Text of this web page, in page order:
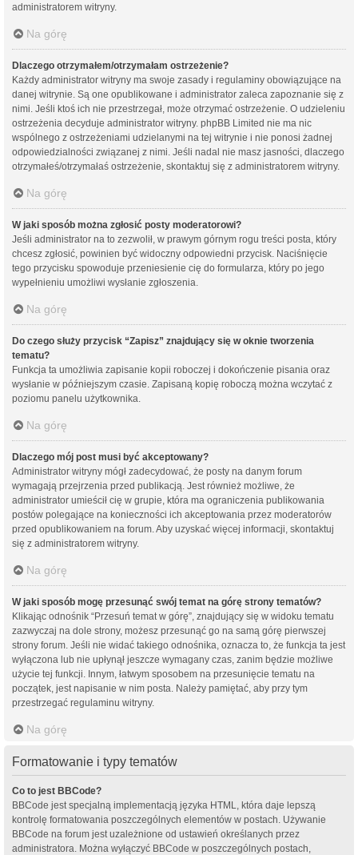
administratorem witryny.
Na górę
Dlaczego otrzymałem/otrzymałam ostrzeżenie?
Każdy administrator witryny ma swoje zasady i regulaminy obowiązujące na
danej witrynie. Są one opublikowane i administrator zaleca zapoznanie się z
nimi. Jeśli ktoś ich nie przestrzegał, może otrzymać ostrzeżenie. O udzieleniu
ostrzeżenia decyduje administrator witryny. phpBB Limited nie ma nic
wspólnego z ostrzeżeniami udzielanymi na tej witrynie i nie ponosi żadnej
odpowiedzialności związanej z nimi. Jeśli nadal nie masz jasności, dlaczego
otrzymałeś/otrzymałaś ostrzeżenie, skontaktuj się z administratorem witryny.
Na górę
W jaki sposób można zgłosić posty moderatorowi?
Jeśli administrator na to zezwolił, w prawym górnym rogu treści posta, który
chcesz zgłosić, powinien być widoczny odpowiedni przycisk. Naciśnięcie
tego przycisku spowoduje przeniesienie cię do formularza, który po jego
wypełnieniu umożliwi wysłanie zgłoszenia.
Na górę
Do czego służy przycisk “Zapisz” znajdujący się w oknie tworzenia
tematu?
Funkcja ta umożliwia zapisanie kopii roboczej i dokończenie pisania oraz
wysłanie w późniejszym czasie. Zapisaną kopię roboczą można wczytać z
poziomu panelu użytkownika.
Na górę
Dlaczego mój post musi być akceptowany?
Administrator witryny mógł zadecydować, że posty na danym forum
wymagają przejrzenia przed publikacją. Jest również możliwe, że
administrator umieścił cię w grupie, która ma ograniczenia publikowania
postów polegające na konieczności ich akceptowania przez moderatorów
przed opublikowaniem na forum. Aby uzyskać więcej informacji, skontaktuj
się z administratorem witryny.
Na górę
W jaki sposób mogę przesunąć swój temat na górę strony tematów?
Klikając odnośnik “Przesuń temat w górę”, znajdujący się w widoku tematu
zazwyczaj na dole strony, możesz przesunąć go na samą górę pierwszej
strony forum. Jeśli nie widać takiego odnośnika, oznacza to, że funkcja ta jest
wyłączona lub nie upłynął jeszcze wymagany czas, zanim będzie możliwe
użycie tej funkcji. Innym, łatwym sposobem na przesunięcie tematu na
początek, jest napisanie w nim posta. Należy pamiętać, aby przy tym
przestrzegać regulaminu witryny.
Na górę
Formatowanie i typy tematów
Co to jest BBCode?
BBCode jest specjalną implementacją języka HTML, która daje lepszą
kontrolę formatowania poszczególnych elementów w postach. Używanie
BBCode na forum jest uzależnione od ustawień określanych przez
administratora. Można wyłączyć BBCode w poszczególnych postach,